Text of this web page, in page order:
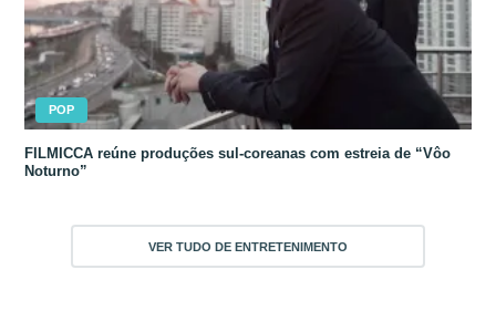
POP
FILMICCA reúne produções sul-coreanas com estreia de “Vôo
Noturno”
VER TUDO DE ENTRETENIMENTO